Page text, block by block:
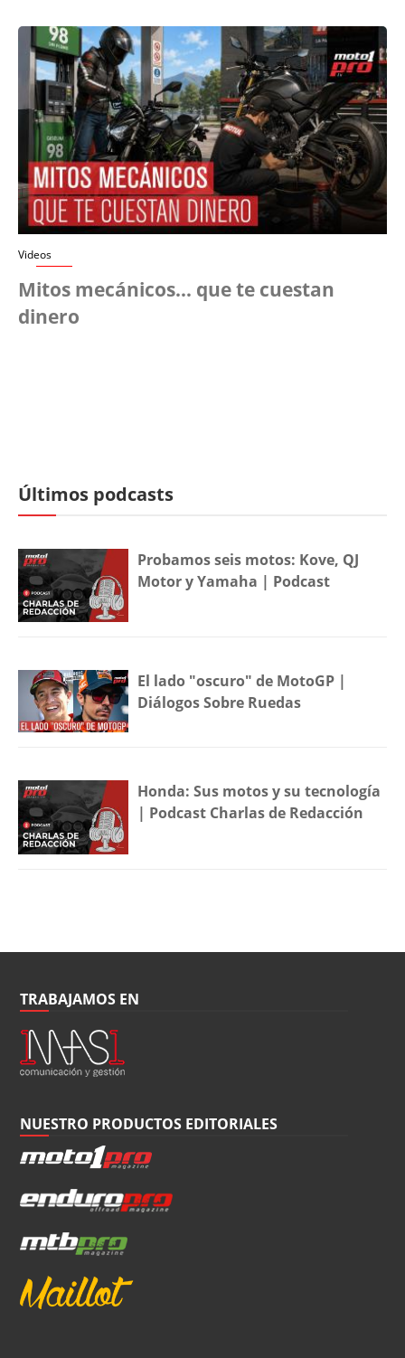
Videos
Mitos mecánicos… que te cuestan
dinero
Últimos podcasts
Probamos seis motos: Kove, QJ
Motor y Yamaha | Podcast
El lado "oscuro" de MotoGP |
Diálogos Sobre Ruedas
Honda: Sus motos y su tecnología
| Podcast Charlas de Redacción
TRABAJAMOS EN
NUESTRO PRODUCTOS EDITORIALES